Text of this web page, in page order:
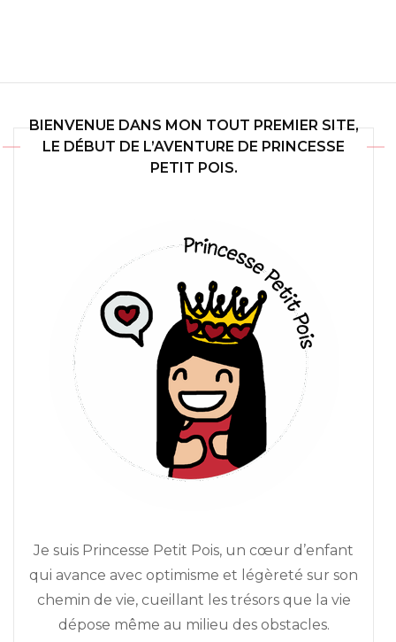
BIENVENUE DANS MON TOUT PREMIER SITE,
LE DÉBUT DE L’AVENTURE DE PRINCESSE
PETIT POIS.
Je suis Princesse Petit Pois, un cœur d’enfant
qui avance avec optimisme et légèreté sur son
chemin de vie, cueillant les trésors que la vie
dépose même au milieu des obstacles.